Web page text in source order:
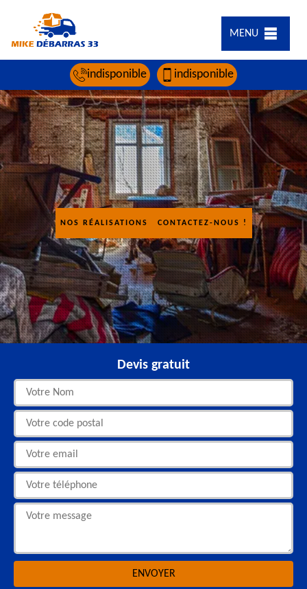
MENU
indisponible indisponible
NOS RÉALISATIONS CONTACTEZ-NOUS !
Devis gratuit